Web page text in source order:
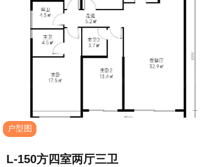
户型图
L-150方四室两厅三卫